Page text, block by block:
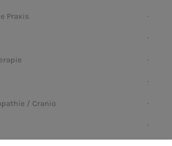
Praxis
/ Cranio